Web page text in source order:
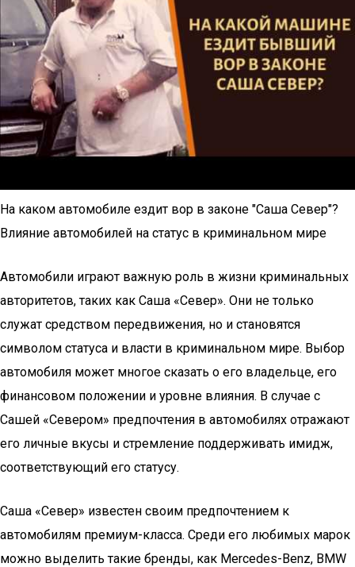
На каком автомобиле ездит вор в законе "Саша Север"?
Влияние автомобилей на статус в криминальном мире
Автомобили играют важную роль в жизни криминальных
авторитетов, таких как Саша «Север». Они не только
служат средством передвижения, но и становятся
символом статуса и власти в криминальном мире. Выбор
автомобиля может многое сказать о его владельце, его
финансовом положении и уровне влияния. В случае с
Сашей «Севером» предпочтения в автомобилях отражают
его личные вкусы и стремление поддерживать имидж,
соответствующий его статусу.
Саша «Север» известен своим предпочтением к
автомобилям премиум-класса. Среди его любимых марок
можно выделить такие бренды, как Mercedes-Benz, BMW